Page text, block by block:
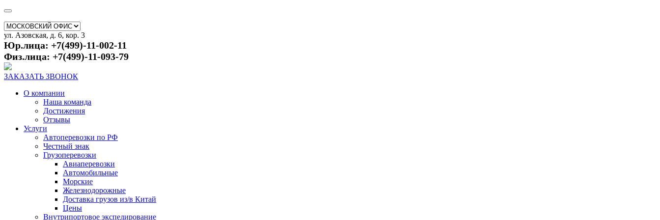
ул. Азовская, д. 6, кор. 3
Юр.лица: +7(499)-11-002-11
Физ.лица: +7(499)-11-093-79
ЗАКАЗАТЬ ЗВОНОК
О компании
Наша команда
Достижения
Отзывы
Услуги
Автоперевозки по РФ
Честный знак
Грузоперевозки
Авиаперевозки
Автомобильные
Морские
Железнодорожные
Доставка грузов из/в Китай
Цены
Внутрипортовое экспедирование